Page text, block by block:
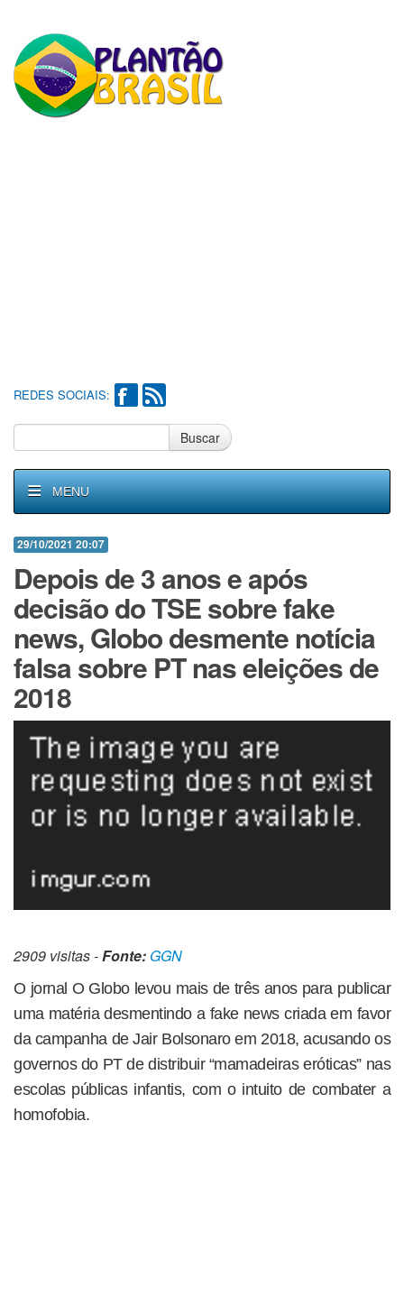
REDES SOCIAIS:
Buscar
MENU
29/10/2021 20:07
Depois de 3 anos e após
decisão do TSE sobre fake
news, Globo desmente notícia
falsa sobre PT nas eleições de
2018
2909 visitas -Fonte: GGN
O jornal O Globo levou mais de três anos para publicar
uma matéria desmentindo a fake news criada em favor
da campanha de Jair Bolsonaro em 2018, acusando os
governos do PT de distribuir “mamadeiras eróticas” nas
escolas públicas infantis, com o intuito de combater a
homofobia.